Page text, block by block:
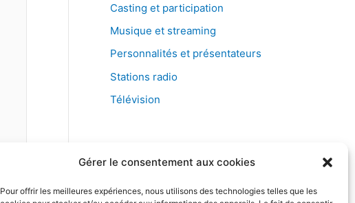
Gérer le consentement aux cookies
Pour offrir les meilleures expériences, nous utilisons des technologies telles que les
Casting et participation
Musique et streaming
Personnalités et présentateurs
Stations radio
Télévision